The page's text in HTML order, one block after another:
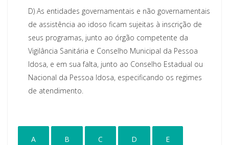
D) As entidades governamentais e não governamentais
de assistência ao idoso ficam sujeitas à inscrição de
seus programas, junto ao órgão competente da
Vigilância Sanitária e Conselho Municipal da Pessoa
Idosa, e em sua falta, junto ao Conselho Estadual ou
Nacional da Pessoa Idosa, especificando os regimes
de atendimento.
A B C D E